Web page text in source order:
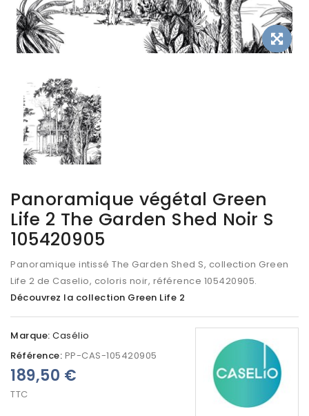
Panoramique végétal Green
Life 2 The Garden Shed Noir S
105420905
Panoramique intissé The Garden Shed S, collection Green
Life 2 de Caselio, coloris noir, référence 105420905.
Découvrez la collection Green Life 2
Marque: Casélio
Référence: PP-CAS-105420905
189,50 €
TTC